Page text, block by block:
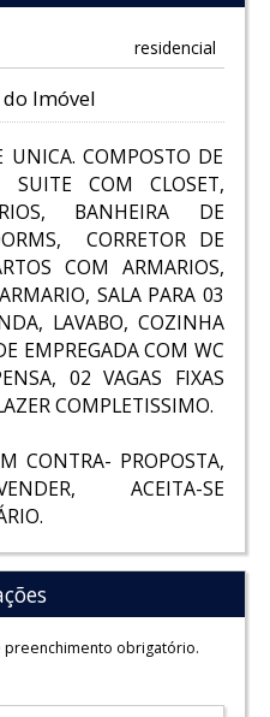
residencial
Imóvel
COMPOSTO DE
COM CLOSET,
BANHEIRA DE
CORRETOR DE
COM ARMARIOS,
SALA PARA 03
LAVABO, COZINHA
EMPREGADA COM WC
02 VAGAS FIXAS
COMPLETISSIMO.
CONTRA- PROPOSTA,
ACEITA-SE
obrigatório.